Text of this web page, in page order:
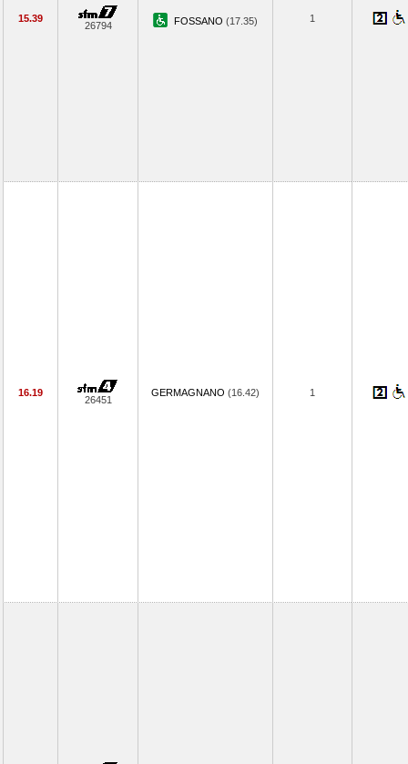
15.39
26794 FOSSANO (17.35) 1
16.19
26451
GERMAGNANO (16.42) 1